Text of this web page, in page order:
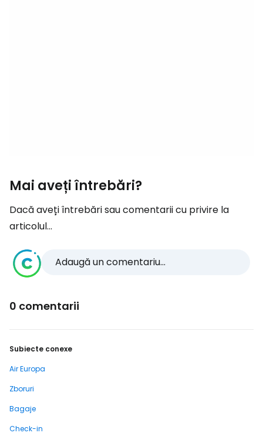
Mai aveți întrebări?
Dacă aveți întrebări sau comentarii cu privire la
articolul...
Adaugă un comentariu...
0 comentarii
Subiecte conexe
Air Europa
Zboruri
Bagaje
Check-in